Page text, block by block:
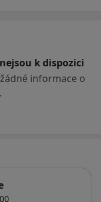
k dispozici
informace o